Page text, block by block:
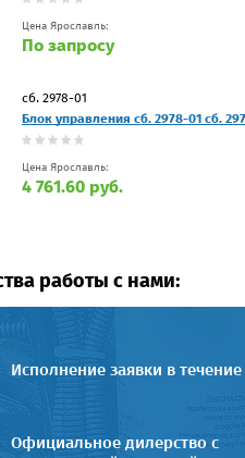
Цена Ярославль:
По запросу
сб. 2978-01
Блок управления сб. 2978-01 сб.
Цена Ярославль:
4 761.60 руб.
работы с нами:
Исполнение заявки в
Официальное дилерство с